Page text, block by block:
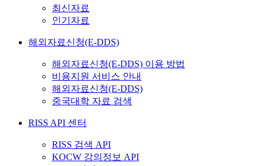
최신자료
인기자료
해외자료신청(E-DDS)
해외자료신청(E-DDS) 이용 방법
비용지원 서비스 안내
해외자료신청(E-DDS)
중국대학 자료 검색
RISS API 센터
RISS 검색 API
KOCW 강의정보 API